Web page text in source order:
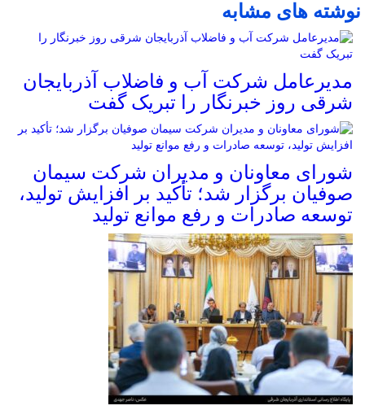
نوشته های مشابه
مدیرعامل شرکت آب و فاضلاب آذربایجان
شرقی روز خبرنگار را تبریک گفت
شورای معاونان و مدیران شرکت سیمان
صوفیان برگزار شد؛ تأکید بر افزایش تولید،
توسعه صادرات و رفع موانع تولید